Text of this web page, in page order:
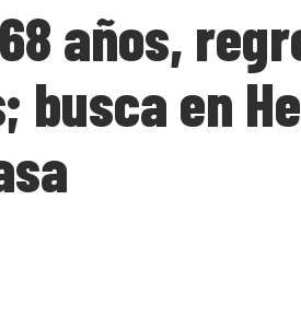
años,
busca en